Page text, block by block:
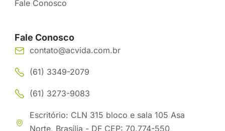
Fale Conosco
Fale Conosco
contato@acvida.com.br
(61) 3349-2079
(61) 3273-9083
Escritório: CLN 315 bloco e sala 105 Asa
Norte, Brasília - DF CEP: 70.774-550